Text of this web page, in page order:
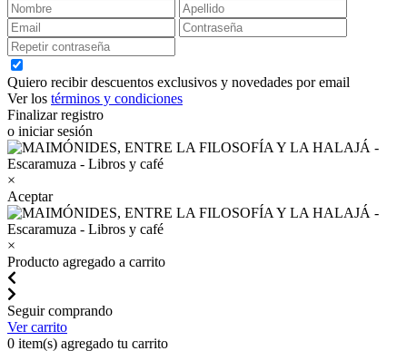
Quiero recibir descuentos exclusivos y novedades por email
Ver los términos y condiciones
Finalizar registro
o iniciar sesión
×
Aceptar
×
Producto agregado a carrito
Seguir comprando
Ver carrito
0 item(s) agregado tu carrito